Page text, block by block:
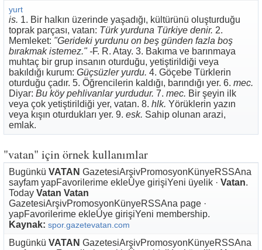
yurt
is. 1. Bir halkın üzerinde yaşadığı, kültürünü oluşturduğu
toprak parçası, vatan: Türk yurduna Türkiye denir. 2.
Memleket: "Gerideki yurdunu on beş günden fazla boş
bırakmak istemez." -F. R. Atay. 3. Bakıma ve barınmaya
muhtaç bir grup insanın oturduğu, yetiştirildiği veya
bakıldığı kurum: Güçsüzler yurdu. 4. Göçebe Türklerin
oturduğu çadır. 5. Öğrencilerin kaldığı, barındığı yer. 6. mec.
Diyar: Bu köy pehlivanlar yurdudur. 7. mec. Bir şeyin ilk
veya çok yetiştirildiği yer, vatan. 8. hlk. Yörüklerin yazın
veya kışın oturdukları yer. 9. esk. Sahip olunan arazi,
emlak.
"vatan" için örnek kullanımlar
Bugünkü VATAN GazetesiArşivPromosyonKünyeRSSAna
sayfam yapFavorilerime ekleÜye girişiYeni üyelik · Vatan.
Today Vatan Vatan
GazetesiArşivPromosyonKünyeRSSAna page ·
yapFavorilerime ekleÜye girişiYeni membership.
Kaynak: spor.gazetevatan.com
Bugünkü VATAN GazetesiArşivPromosyonKünyeRSSAna